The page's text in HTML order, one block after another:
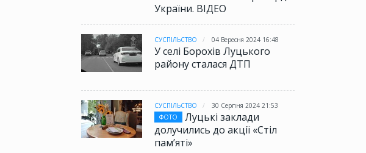
України. ВІДЕО
СУСПІЛЬСТВО 04 Вересня 2024 16:48
У селі Борохів Луцького
району сталася ДТП
СУСПІЛЬСТВО
30 Серпня 2024 21:53
ФОТО
Луцькі заклади
долучились до акції «Стіл
памʼяті»